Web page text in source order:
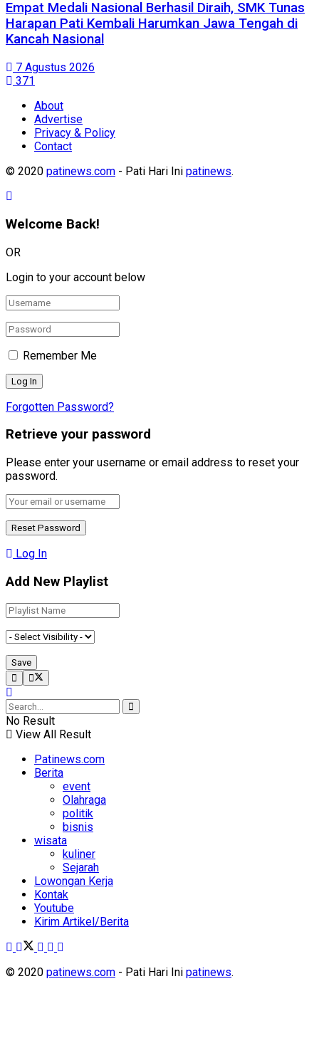
Empat Medali Nasional Berhasil Diraih, SMK Tunas
Harapan Pati Kembali Harumkan Jawa Tengah di
Kancah Nasional
7 Agustus 2026
371
About
Advertise
Privacy & Policy
Contact
© 2020 patinews.com - Pati Hari Ini patinews.
Welcome Back!
OR
Login to your account below
Remember Me
Forgotten Password?
Retrieve your password
Please enter your username or email address to reset your
password.
Log In
Add New Playlist
No Result
View All Result
Patinews.com
Berita
event
Olahraga
politik
bisnis
wisata
kuliner
Sejarah
Lowongan Kerja
Kontak
Youtube
Kirim Artikel/Berita
© 2020 patinews.com - Pati Hari Ini patinews.